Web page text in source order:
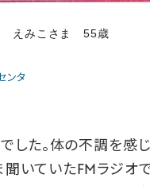
えみこさま 55歳
ンタ
した。体の不調を感
いていたFMラジオで